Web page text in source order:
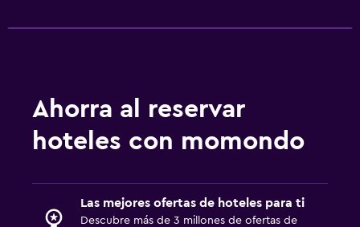
Ahorra al reservar
hoteles con momondo
Las mejores ofertas de hoteles para ti
Descubre más de 3 millones de ofertas de